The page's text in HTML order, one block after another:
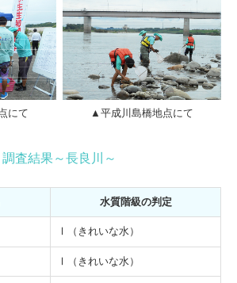
にて ▲平成川島橋地点にて
調査結果～長良川～
水質階級の判定
Ⅰ（きれいな水）
Ⅰ（きれいな水）